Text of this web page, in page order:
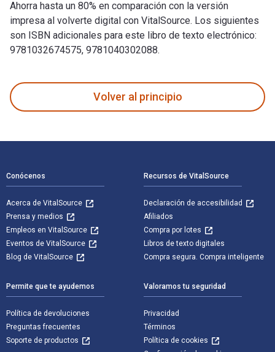
Ahorra hasta un 80% en comparación con la versión
impresa al volverte digital con VitalSource. Los siguientes
son ISBN adicionales para este libro de texto electrónico:
9781032674575, 9781040302088.
Volver al principio
Conócenos
Acerca de VitalSource
Prensa y medios
Empleos en VitalSource
Eventos de VitalSource
Blog de VitalSource
Recursos de VitalSource
Declaración de accesibilidad
Afiliados
Compra por lotes
Libros de texto digitales
Compra segura. Compra inteligente
Permite que te ayudemos
Política de devoluciones
Preguntas frecuentes
Soporte de productos
Valoramos tu seguridad
Privacidad
Términos
Política de cookies